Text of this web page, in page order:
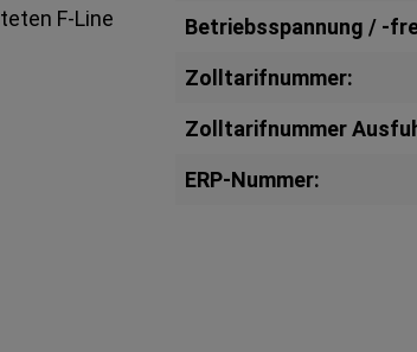
F-Line
Betriebsspannung / -
Zolltarifnummer:
Zolltarifnummer
ERP-Nummer: